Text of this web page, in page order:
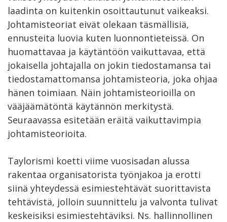
laadinta on kuitenkin osoittautunut vaikeaksi.
Johtamisteoriat eivät olekaan täsmällisiä,
ennusteita luovia kuten luonnontieteissä. On
huomattavaa ja käytäntöön vaikuttavaa, että
jokaisella johtajalla on jokin tiedostamansa tai
tiedostamattomansa johtamisteoria, joka ohjaa
hänen toimiaan. Näin johtamisteorioilla on
vääjäämätöntä käytännön merkitystä.
Seuraavassa esitetään eräitä vaikuttavimpia
johtamisteorioita.
Taylorismi koetti viime vuosisadan alussa
rakentaa organisatorista työnjakoa ja erotti
siinä yhteydessä esimiestehtävät suorittavista
tehtävistä, jolloin suunnittelu ja valvonta tulivat
keskeisiksi esimiestehtäviksi. Ns. hallinnollinen